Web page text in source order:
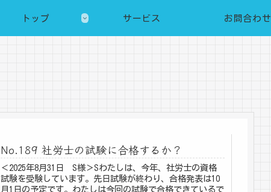
トップ サービス お問合わせ
No.189 社労士の試験に合格するか？
＜2025年8月31日 S様＞Sわたしは、今年、社労士の資格
試験を受験しています。先日試験が終わり、合格発表は10
月1日の予定です。わたしは今回の試験で合格できているで